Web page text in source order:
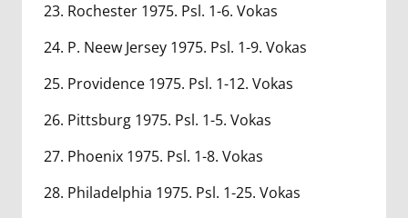
23. Rochester 1975. Psl. 1-6. Vokas
24. P. Neew Jersey 1975. Psl. 1-9. Vokas
25. Providence 1975. Psl. 1-12. Vokas
26. Pittsburg 1975. Psl. 1-5. Vokas
27. Phoenix 1975. Psl. 1-8. Vokas
28. Philadelphia 1975. Psl. 1-25. Vokas